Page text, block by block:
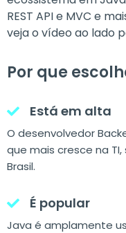
REST API e MVC e
veja o vídeo ao lado
Por que
Está em alta
O desenvolvedor
que mais cresce na
Brasil.
É popular
Java é amplamente